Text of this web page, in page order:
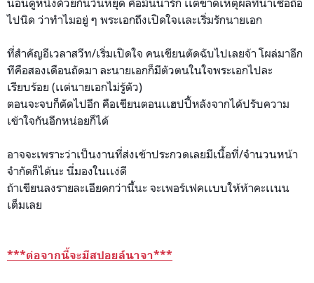
นอนดูหนังด้วยกันวันหยุด คือมันน่ารัก เเต่ขาดเหตุผลที่น่าเชื่อถือ
ไปนิด ว่าทำไมอยู่ ๆ พระเอกถึงเปิดใจเเละเริ่มรักนายเอก
ที่สำคัญอีเวลาสวีท/เริ่มเปิดใจ คนเขียนตัดฉับไปเลยจ้า โผล่มาอีก
ทีคือสองเดือนถัดมา ละนายเอกก็มีตัวตนในใจพระเอกไปละ
เรียบร้อย (เเต่นายเอกไม่รู้ตัว)
ตอนจะจบก็ตัดไปอีก คือเขียนตอนเเฮปปี้หลังจากได้ปรับความ
เข้าใจกันอีกหน่อยก็ได้
อาจจะเพราะว่าเป็นงานที่ส่งเข้าประกวดเลยมีเนื้อที่/จำนวนหน้า
จำกัดก็ได้นะ นี่มองในเเง่ดี
ถ้าเขียนลงรายละเอียดกว่านี้นะ จะเพอร์เฟคเเบบให้ห้าคะเเนน
เต็มเลย
***ต่อจากนี้จะมีสปอยล์นาจา***